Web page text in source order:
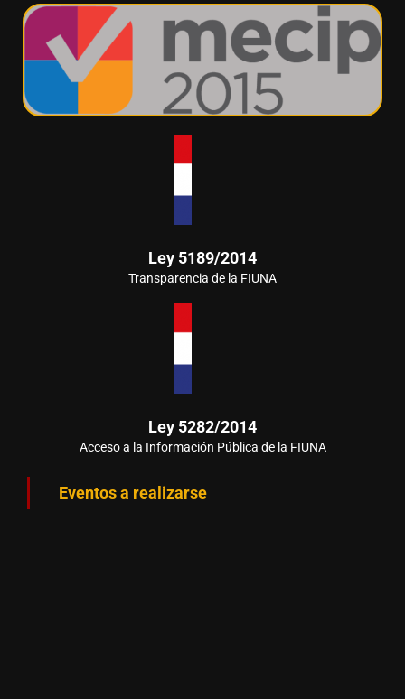
Ley 5189/2014
Transparencia de la FIUNA
Ley 5282/2014
Acceso a la Información Pública de la FIUNA
Eventos a realizarse